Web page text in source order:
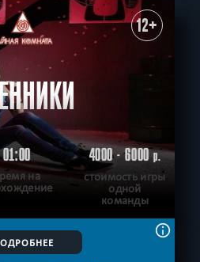
12+
01:00
на
4000 - 6000р.
стоимость игры
одной
команды